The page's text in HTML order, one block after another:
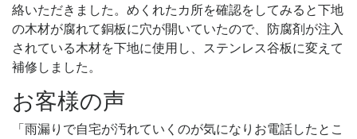
絡いただきました。めくれたカ所を確認をしてみると下地
の木材が腐れて銅板に穴が開いていたので、防腐剤が注入
されている木材を下地に使用し、ステンレス谷板に変えて
補修しました。
お客様の声
「雨漏りで自宅が汚れていくのが気になりお電話したとこ